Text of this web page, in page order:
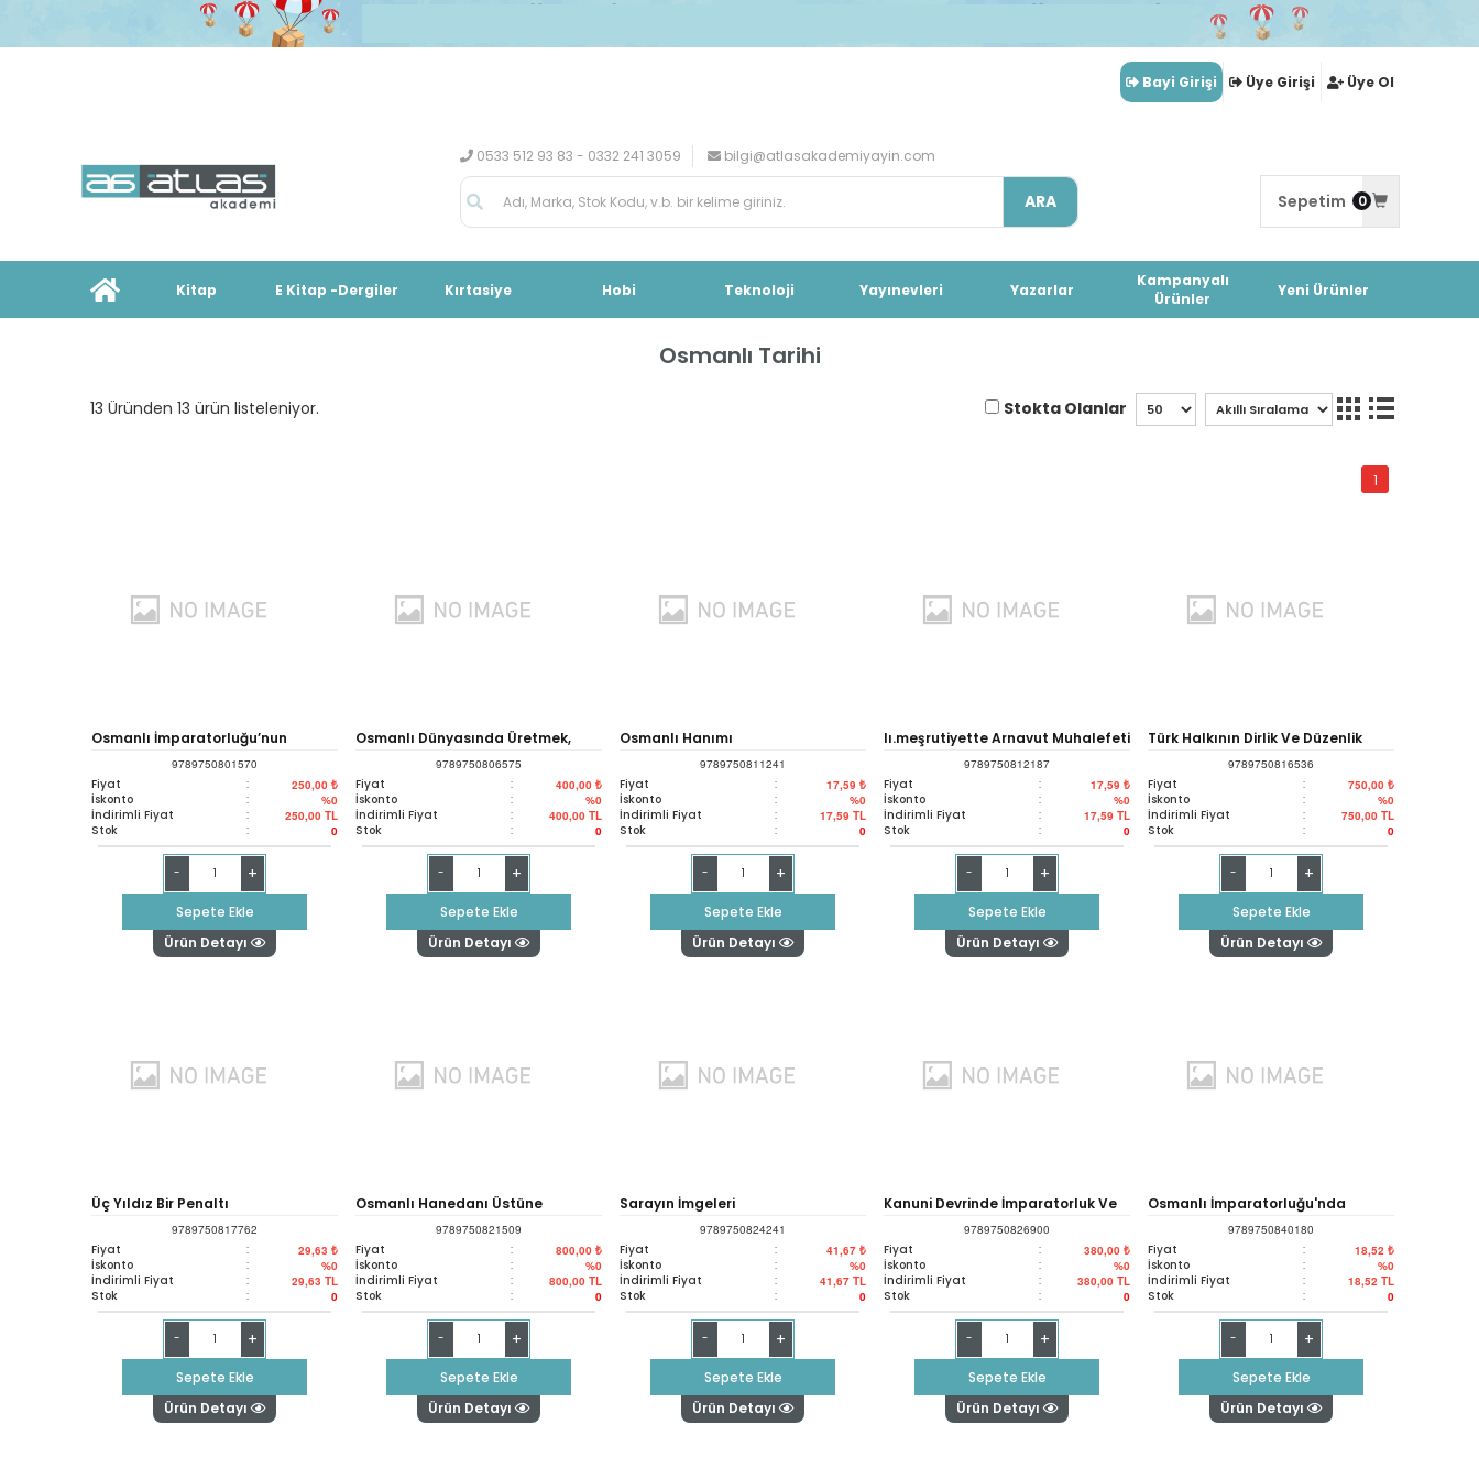
Bayi Girişi Üye Girişi Üye Ol
0533 512 93 83 - 0332 241 3059 bilgi@atlasakademiyayin.com
ARA Sepetim 0
Kitap E Kitap -Dergiler Kırtasiye Hobi Teknoloji Yayınevleri Yazarlar
Kampanyalı
Ürünler
Yeni Ürünler
Osmanlı Tarihi
13 Üründen 13 ürün listeleniyor. Stokta Olanlar
1
Osmanlı İmparatorluğu’nun
Tarihsel Coğrafyası
9789750801570
Fiyat : 250,00 ₺
İskonto : %0
İndirimli Fiyat : 250,00 TL
Stok : 0
- +
Sepete Ekle
Ürün Detayı
Osmanlı Dünyasında Üretmek,
Pazarlamak, Yaşamak
9789750806575
Fiyat : 400,00 ₺
İskonto : %0
İndirimli Fiyat : 400,00 TL
Stok : 0
- +
Sepete Ekle
Ürün Detayı
Osmanlı Hanımı
9789750811241
Fiyat : 17,59 ₺
İskonto : %0
İndirimli Fiyat : 17,59 TL
Stok : 0
- +
Sepete Ekle
Ürün Detayı
Iı.meşrutiyette Arnavut Muhalefeti
9789750812187
Fiyat : 17,59 ₺
İskonto : %0
İndirimli Fiyat : 17,59 TL
Stok : 0
- +
Sepete Ekle
Ürün Detayı
Türk Halkının Dirlik Ve Düzenlik
Kavgası
9789750816536
Fiyat : 750,00 ₺
İskonto : %0
İndirimli Fiyat : 750,00 TL
Stok : 0
- +
Sepete Ekle
Ürün Detayı
Üç Yıldız Bir Penaltı
9789750817762
Fiyat : 29,63 ₺
İskonto : %0
İndirimli Fiyat : 29,63 TL
Stok : 0
- +
Sepete Ekle
Ürün Detayı
Osmanlı Hanedanı Üstüne
İncelemeler
9789750821509
Fiyat : 800,00 ₺
İskonto : %0
İndirimli Fiyat : 800,00 TL
Stok : 0
- +
Sepete Ekle
Ürün Detayı
Sarayın İmgeleri
9789750824241
Fiyat : 41,67 ₺
İskonto : %0
İndirimli Fiyat : 41,67 TL
Stok : 0
- +
Sepete Ekle
Ürün Detayı
Kanuni Devrinde İmparatorluk Ve
İktidar
9789750826900
Fiyat : 380,00 ₺
İskonto : %0
İndirimli Fiyat : 380,00 TL
Stok : 0
- +
Sepete Ekle
Ürün Detayı
Osmanlı İmparatorluğu'nda
Sarrraflık
9789750840180
Fiyat : 18,52 ₺
İskonto : %0
İndirimli Fiyat : 18,52 TL
Stok : 0
- +
Sepete Ekle
Ürün Detayı